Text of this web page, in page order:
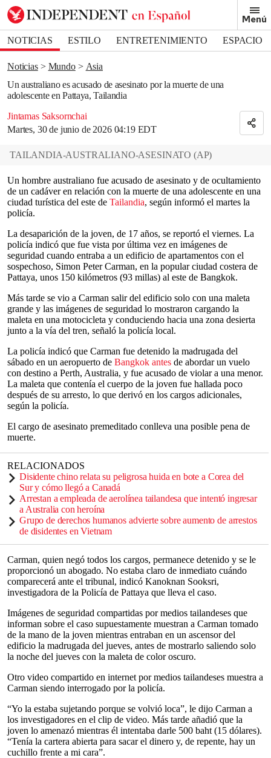
Menú
NOTICIAS ESTILO ENTRETENIMIENTO
ESPACIO
DEPORTES
Noticias Mundo
Asia
Un australiano es acusado de asesinato por la muerte de una
adolescente en Pattaya, Tailandia
Jintamas Saksornchai
Martes, 30 de junio de 2026 04:19 EDT
Bookmark popover
Removed from bookmarks
Close popover
TAILANDIA-AUSTRALIANO-ASESINATO (AP)
Un hombre australiano fue acusado de asesinato y de ocultamiento
de un cadáver en relación con la muerte de una adolescente en una
ciudad turística del este de Tailandia, según informó el martes la
policía.
La desaparición de la joven, de 17 años, se reportó el viernes. La
policía indicó que fue vista por última vez en imágenes de
seguridad cuando entraba a un edificio de apartamentos con el
sospechoso, Simon Peter Carman, en la popular ciudad costera de
Pattaya, unos 150 kilómetros (93 millas) al este de Bangkok.
Más tarde se vio a Carman salir del edificio solo con una maleta
grande y las imágenes de seguridad lo mostraron cargando la
maleta en una motocicleta y conduciendo hacia una zona desierta
junto a la vía del tren, señaló la policía local.
La policía indicó que Carman fue detenido la madrugada del
sábado en un aeropuerto de Bangkok antes de abordar un vuelo
con destino a Perth, Australia, y fue acusado de violar a una menor.
La maleta que contenía el cuerpo de la joven fue hallada poco
después de su arresto, lo que derivó en los cargos adicionales,
según la policía.
El cargo de asesinato premeditado conlleva una posible pena de
muerte.
RELACIONADOS
Disidente chino relata su peligrosa huida en bote a Corea del
Sur y cómo llegó a Canadá
Arrestan a empleada de aerolínea tailandesa que intentó ingresar
a Australia con heroína
Grupo de derechos humanos advierte sobre aumento de arrestos
de disidentes en Vietnam
Carman, quien negó todos los cargos, permanece detenido y se le
proporcionó un abogado. No estaba claro de inmediato cuándo
comparecerá ante el tribunal, indicó Kanoknan Sooksri,
investigadora de la Policía de Pattaya que lleva el caso.
Imágenes de seguridad compartidas por medios tailandeses que
informan sobre el caso supuestamente muestran a Carman tomado
de la mano de la joven mientras entraban en un ascensor del
edificio la madrugada del jueves, antes de mostrarlo saliendo solo
la noche del jueves con la maleta de color oscuro.
Otro video compartido en internet por medios tailandeses muestra a
Carman siendo interrogado por la policía.
“Yo la estaba sujetando porque se volvió loca”, le dijo Carman a
los investigadores en el clip de video. Más tarde añadió que la
joven lo amenazó mientras él intentaba darle 500 baht (15 dólares).
“Tenía la cartera abierta para sacar el dinero y, de repente, hay un
cuchillo frente a mi cara”.